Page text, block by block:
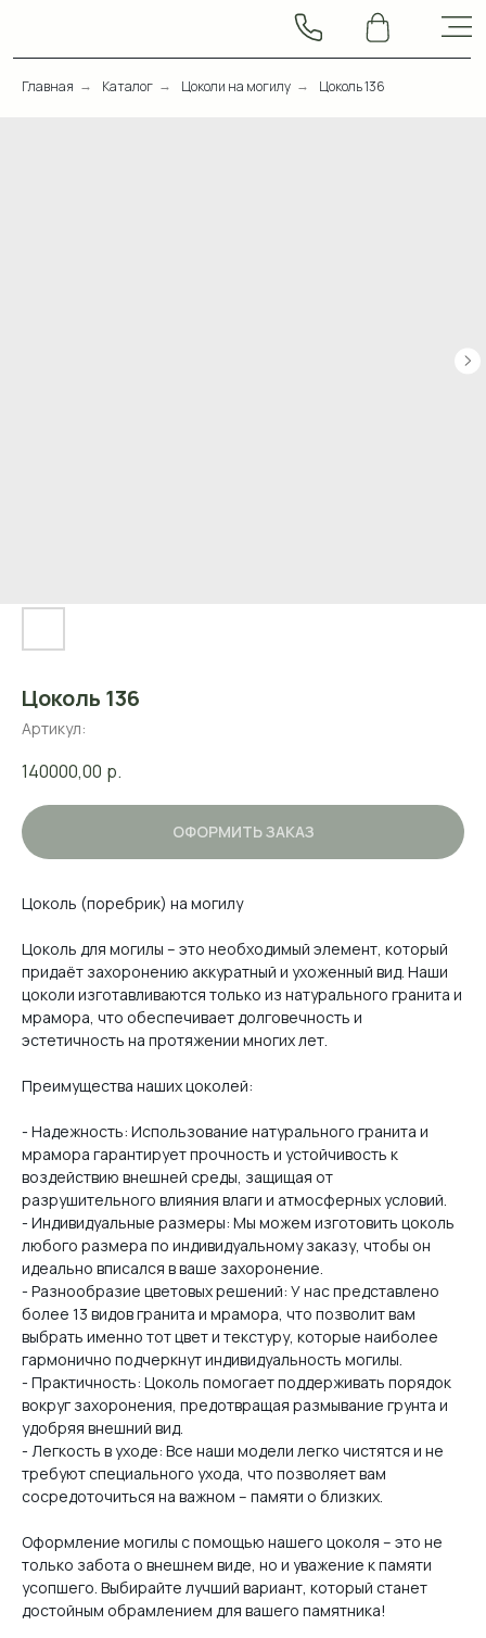
Главная → Каталог → Цоколи на могилу → Цоколь 136
Цоколь 136
Артикул:
140000,00 р.
ОФОРМИТЬ ЗАКАЗ
Цоколь (поребрик) на могилу
Цоколь для могилы – это необходимый элемент, который
придаёт захоронению аккуратный и ухоженный вид. Наши
цоколи изготавливаются только из натурального гранита и
мрамора, что обеспечивает долговечность и
эстетичность на протяжении многих лет.
Преимущества наших цоколей:
- Надежность: Использование натурального гранита и
мрамора гарантирует прочность и устойчивость к
воздействию внешней среды, защищая от
разрушительного влияния влаги и атмосферных условий.
- Индивидуальные размеры: Мы можем изготовить цоколь
любого размера по индивидуальному заказу, чтобы он
идеально вписался в ваше захоронение.
- Разнообразие цветовых решений: У нас представлено
более 13 видов гранита и мрамора, что позволит вам
выбрать именно тот цвет и текстуру, которые наиболее
гармонично подчеркнут индивидуальность могилы.
- Практичность: Цоколь помогает поддерживать порядок
вокруг захоронения, предотвращая размывание грунта и
удобряя внешний вид.
- Легкость в уходе: Все наши модели легко чистятся и не
требуют специального ухода, что позволяет вам
сосредоточиться на важном – памяти о близких.
Оформление могилы с помощью нашего цоколя – это не
только забота о внешнем виде, но и уважение к памяти
усопшего. Выбирайте лучший вариант, который станет
достойным обрамлением для вашего памятника!